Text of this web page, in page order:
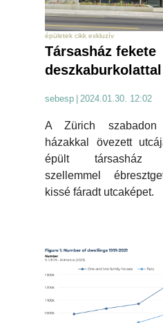
épületek cikk exkluzív
Társasház fekete
deszkaburkolattal
sebesp 2024.01.30. 12:02
A Zürich
házakkal övezett
épült társasház
szellemmel
kissé fáradt utcaképet.